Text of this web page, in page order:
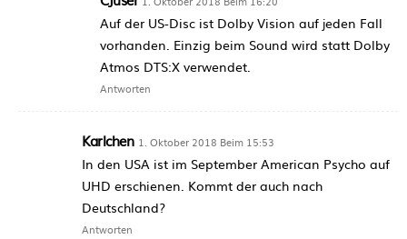
Auf der US-Disc ist Dolby Vision auf jeden Fall
vorhanden. Einzig beim Sound wird statt Dolby
Atmos DTS:X verwendet.
Antworten
Karlchen 1. Oktober 2018 Beim 15:53
In den USA ist im September American Psycho auf
UHD erschienen. Kommt der auch nach
Deutschland?
Antworten